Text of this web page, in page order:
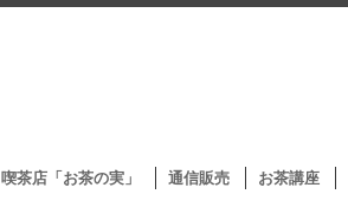
喫茶店「お茶の実」 通信販売 お茶講座